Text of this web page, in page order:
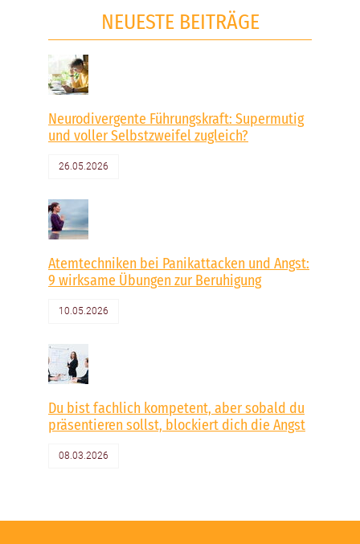
NEUESTE BEITRÄGE
Neurodivergente Führungskraft: Supermutig
und voller Selbstzweifel zugleich?
26.05.2026
Atemtechniken bei Panikattacken und Angst:
9 wirksame Übungen zur Beruhigung
10.05.2026
Du bist fachlich kompetent, aber sobald du
präsentieren sollst, blockiert dich die Angst
08.03.2026